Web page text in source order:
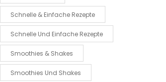
Schnelle & Einfache Rezepte
Schnelle Und Einfache Rezepte
Smoothies & Shakes
Smoothies Und Shakes